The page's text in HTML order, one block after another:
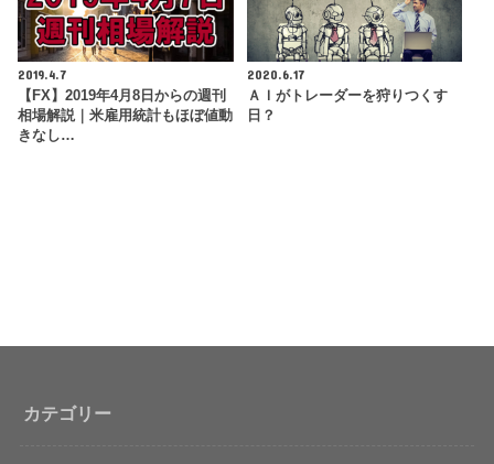
2019.4.7
【FX】2019年4月8日からの週刊
相場解説｜米雇用統計もほぼ値動
きなし…
2020.6.17
ＡＩがトレーダーを狩りつくす
日？
カテゴリー